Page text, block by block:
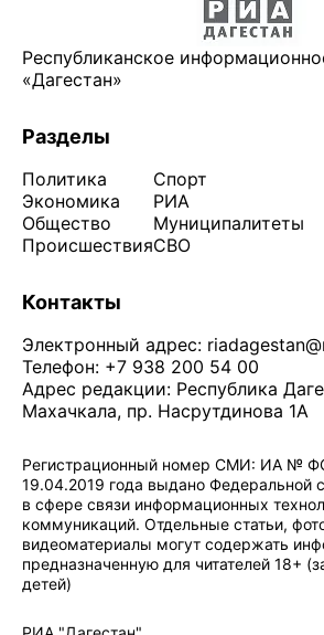
Республиканское
«Дагестан»
Разделы
Политика
Экономика
Общество
Происшествия
Спорт
РИА
Муниципалитеты
СВО
Контакты
Электронный адрес:
Телефон: +7 938 200 54 00
Адрес редакции: Республика
Махачкала, пр. Насрутдинова 1А
Регистрационный номер СМИ: ИА №
19.04.2019 года выдано Федеральной
в сфере связи информационных
коммуникаций. Отдельные статьи,
видеоматериалы могут содержать
предназначенную для читателей 18+
детей)